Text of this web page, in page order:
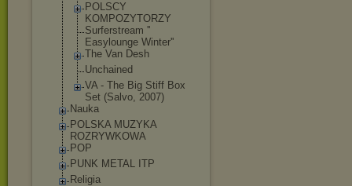
POLSCY
KOMPOZYTORZY
Surferstream ''
Easylounge Winter''
The Van Desh
Unchained
VA - The Big Stiff Box
Set (Salvo, 2007)
Nauka
POLSKA MUZYKA
ROZRYWKOWA
POP
PUNK METAL ITP
Religia